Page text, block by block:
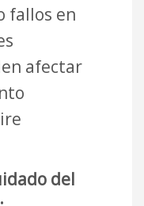
fallos en
afectar
del